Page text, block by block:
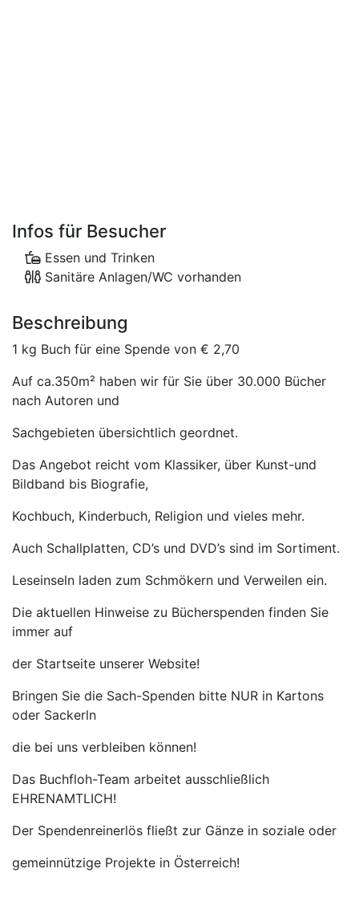
Infos für Besucher
Essen und Trinken
Sanitäre Anlagen/WC vorhanden
Beschreibung
1 kg Buch für eine Spende von € 2,70
Auf ca.350m² haben wir für Sie über 30.000 Bücher
nach Autoren und
Sachgebieten übersichtlich geordnet.
Das Angebot reicht vom Klassiker, über Kunst-und
Bildband bis Biografie,
Kochbuch, Kinderbuch, Religion und vieles mehr.
Auch Schallplatten, CD’s und DVD’s sind im Sortiment.
Leseinseln laden zum Schmökern und Verweilen ein.
Die aktuellen Hinweise zu Bücherspenden finden Sie
immer auf
der Startseite unserer Website!
Bringen Sie die Sach-Spenden bitte NUR in Kartons
oder Sackerln
die bei uns verbleiben können!
Das Buchfloh-Team arbeitet ausschließlich
EHRENAMTLICH!
Der Spendenreinerlös fließt zur Gänze in soziale oder
gemeinnützige Projekte in Österreich!